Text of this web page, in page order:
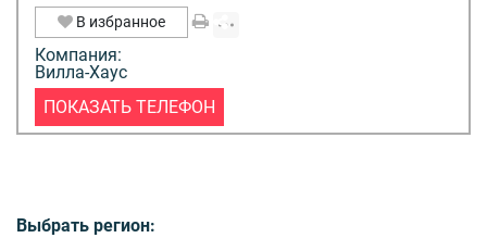
В избранное
Компания:
Вилла-Хаус
ПОКАЗАТЬ ТЕЛЕФОН
Выбрать регион: